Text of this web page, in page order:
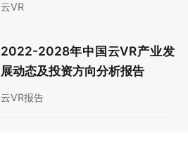
云VR
2022-2028年中国云VR产业发
展动态及投资方向分析报告
云VR报告